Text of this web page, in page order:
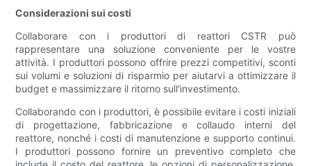
Considerazioni sui costi
Collaborare con i produttori di reattori CSTR può
rappresentare una soluzione conveniente per le vostre
attività. I ​​produttori possono offrire prezzi competitivi, sconti
sui volumi e soluzioni di risparmio per aiutarvi a ottimizzare il
budget e massimizzare il ritorno sull'investimento.
Collaborando con i produttori, è possibile evitare i costi iniziali
di progettazione, fabbricazione e collaudo interni del
reattore, nonché i costi di manutenzione e supporto continui.
I produttori possono fornire un preventivo completo che